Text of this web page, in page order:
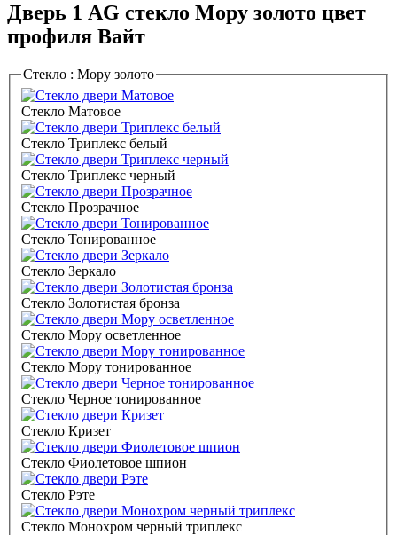
Дверь 1 AG стекло Мору золото цвет
профиля Вайт
Стекло : Мору золото
Стекло Матовое
Стекло Триплекс белый
Стекло Триплекс черный
Стекло Прозрачное
Стекло Тонированное
Стекло Зеркало
Стекло Золотистая бронза
Стекло Мору осветленное
Стекло Мору тонированное
Стекло Черное тонированное
Стекло Кризет
Стекло Фиолетовое шпион
Стекло Рэте
Стекло Монохром черный триплекс